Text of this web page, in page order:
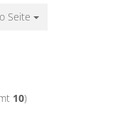
Seite
10)